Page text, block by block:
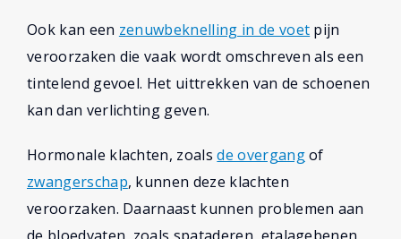
Ook kan een zenuwbeknelling in de voet pijn
veroorzaken die vaak wordt omschreven als een
tintelend gevoel. Het uittrekken van de schoenen
kan dan verlichting geven.
Hormonale klachten, zoalsde overgangof
zwangerschap, kunnen deze klachten
veroorzaken. Daarnaast kunnen problemen aan